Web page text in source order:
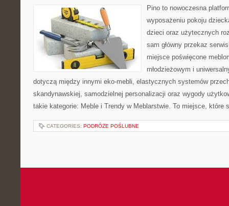
Pino to nowoczesna
wyposażeniu pokoju
dzieci oraz użytecznych
sam główny przekaz
miejsce poświęcone
młodzieżowym i
dotyczą między innymi eko-mebli, elastycznych systemów
skandynawskiej, samodzielnej personalizacji oraz wygody
takie kategorie: Meble i Trendy w Meblarstwie. To miejsce,
CATEGORIES: PODRÓŻE POŚLUBNE